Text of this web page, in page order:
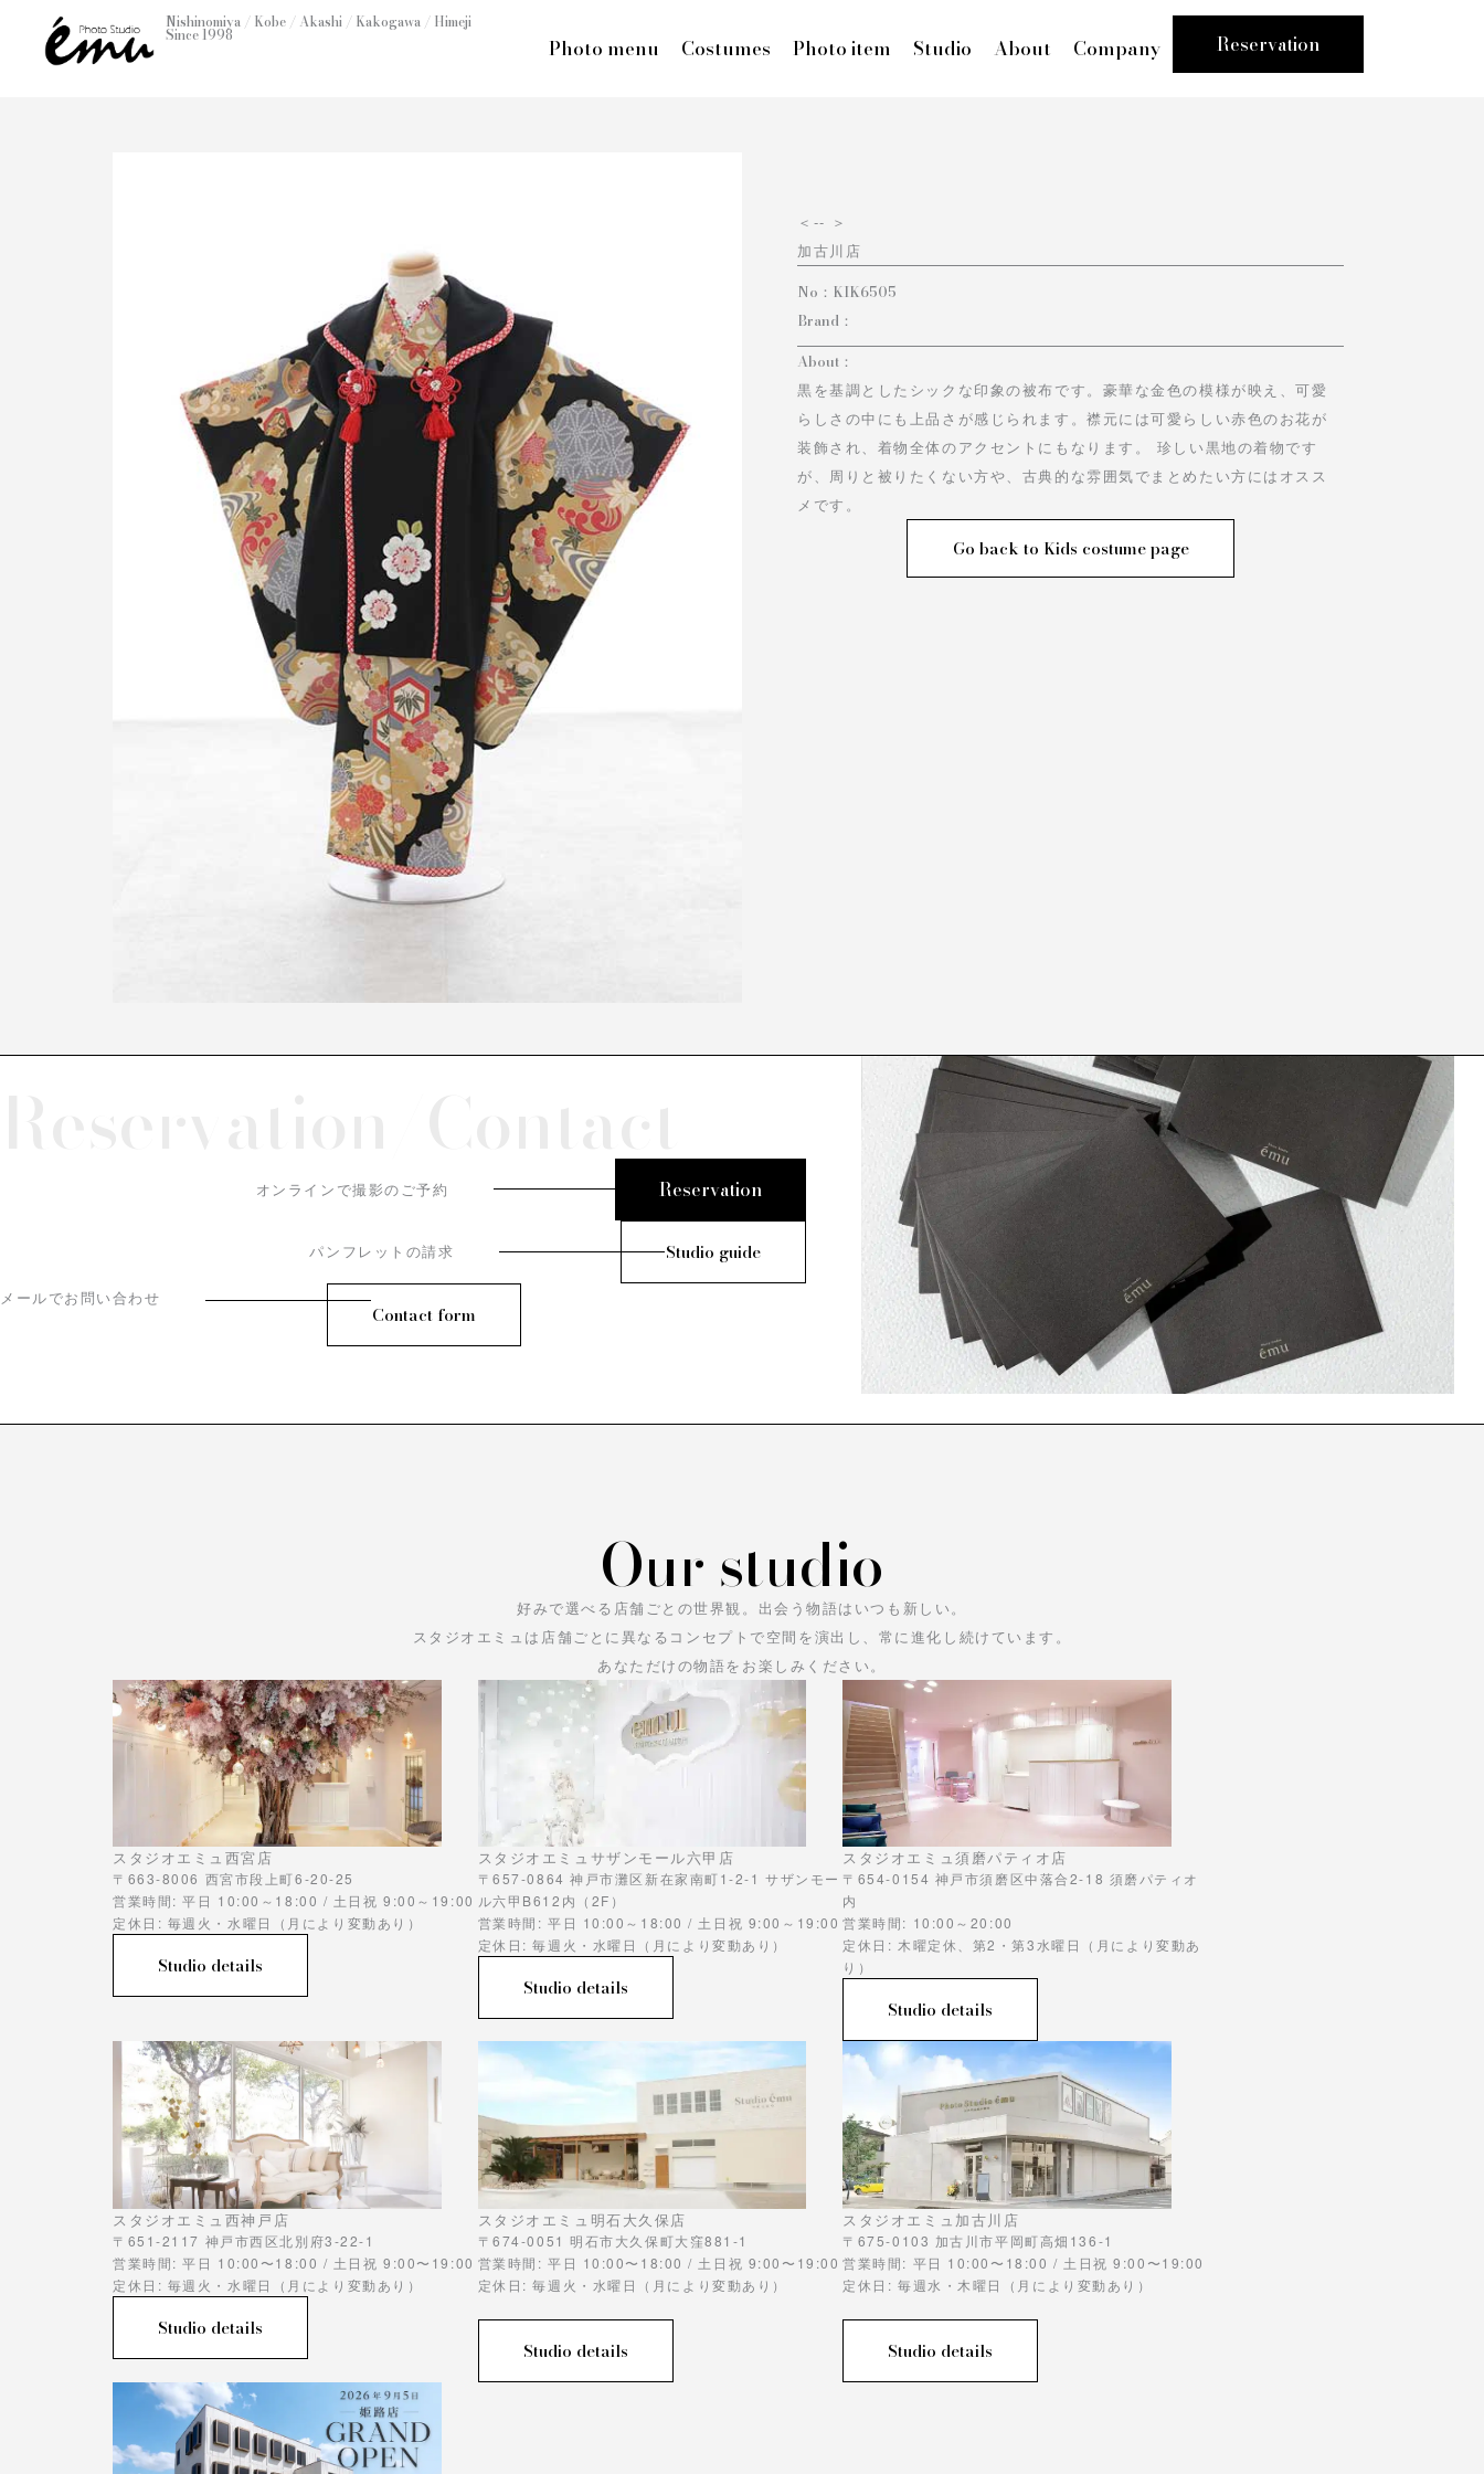
Nishinomiya / Kobe / Akashi / Kakogawa / Himeji
Since 1998 Photo menu Costumes Photo item Studio About Company Reservation
＜ -- ＞
加古川店
No： KIK6505
Brand：
About：
黒を基調としたシックな印象の被布です。豪華な金色の模様が映え、可愛
らしさの中にも上品さが感じられます。襟元には可愛らしい赤色のお花が
装飾され、着物全体のアクセントにもなります。 珍しい黒地の着物です
が、周りと被りたくない方や、古典的な雰囲気でまとめたい方にはオスス
メです。
Go back to Kids costume page
オンラインで撮影のご予約 Reservation
パンフレットの請求 Studio guide
メールでお問い合わせ
Contact form
Our studio
好みで選べる店舗ごとの世界観。 出会う物語はいつも新しい。
スタジオエミュは店舗ごとに異なるコンセプトで空間を演出し、常に進化し続けています。
あなただけの物語をお楽しみください。
スタジオエミュ西宮店
〒663-8006 西宮市段上町6-20-25
営業時間: 平日 10:00～18:00 / 土日祝 9:00～19:00
定休日: 毎週火・水曜日（月により変動あり）
Studio details
スタジオエミュサザンモール六甲店
〒657-0864 神戸市灘区新在家南町1-2-1 サザンモー
ル六甲B612内（2F）
営業時間: 平日 10:00～18:00 / 土日祝 9:00～19:00
定休日: 毎週火・水曜日（月により変動あり）
Studio details
スタジオエミュ須磨パティオ店
〒654-0154 神戸市須磨区中落合2-18 須磨パティオ
内
営業時間: 10:00～20:00
定休日: 木曜定休、第2・第3水曜日（月により変動あ
り）
Studio details
スタジオエミュ西神戸店
〒651-2117 神戸市西区北別府3-22-1
営業時間: 平日 10:00〜18:00 / 土日祝 9:00〜19:00
定休日: 毎週火・水曜日（月により変動あり）
Studio details
スタジオエミュ明石大久保店
〒674-0051 明石市大久保町大窪881-1
営業時間: 平日 10:00〜18:00 / 土日祝 9:00〜19:00
定休日: 毎週火・水曜日（月により変動あり）
Studio details
スタジオエミュ加古川店
〒675-0103 加古川市平岡町高畑136-1
営業時間: 平日 10:00〜18:00 / 土日祝 9:00〜19:00
定休日: 毎週水・木曜日（月により変動あり）
Studio details